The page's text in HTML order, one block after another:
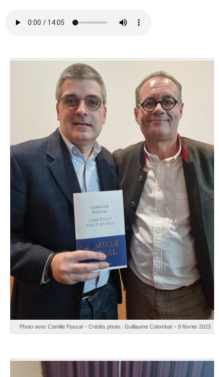
Photo avec Camille Pascal – Crédits photo : Guillaume Colombat – 9 février 2023